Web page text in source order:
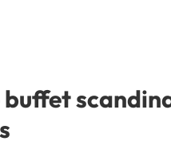
buffet